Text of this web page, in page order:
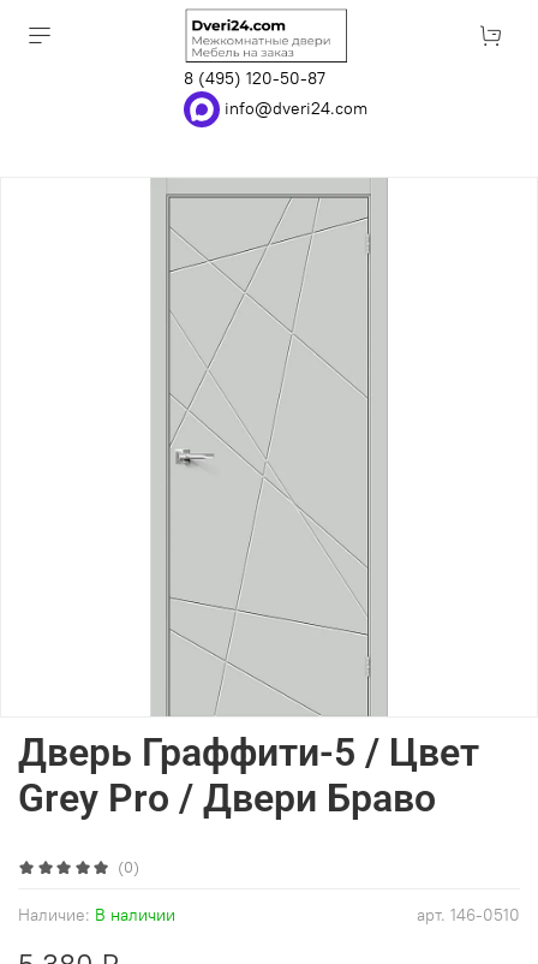
8 (495) 120-50-87
info@dveri24.com
(0)
арт. 146-0510
Наличие: В наличии
Дверь Граффити-5 / Цвет
Grey Pro / Двери Браво